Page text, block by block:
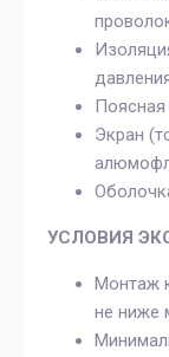
Экран
УСЛОВИЯ
Монтаж
не ниже